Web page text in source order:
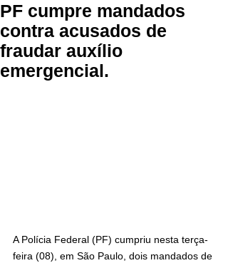
PF cumpre mandados
contra acusados de
fraudar auxílio
emergencial.
A Polícia Federal (PF) cumpriu nesta terça-
feira (08), em São Paulo, dois mandados de